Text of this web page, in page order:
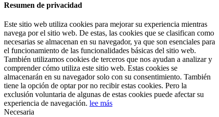
Resumen de privacidad
Este sitio web utiliza cookies para mejorar su experiencia mientras
navega por el sitio web. De estas, las cookies que se clasifican como
necesarias se almacenan en su navegador, ya que son esenciales para
el funcionamiento de las funcionalidades básicas del sitio web.
También utilizamos cookies de terceros que nos ayudan a analizar y
comprender cómo utiliza este sitio web. Estas cookies se
almacenarán en su navegador solo con su consentimiento. También
tiene la opción de optar por no recibir estas cookies. Pero la
exclusión voluntaria de algunas de estas cookies puede afectar su
experiencia de navegación. lee más
Necesaria